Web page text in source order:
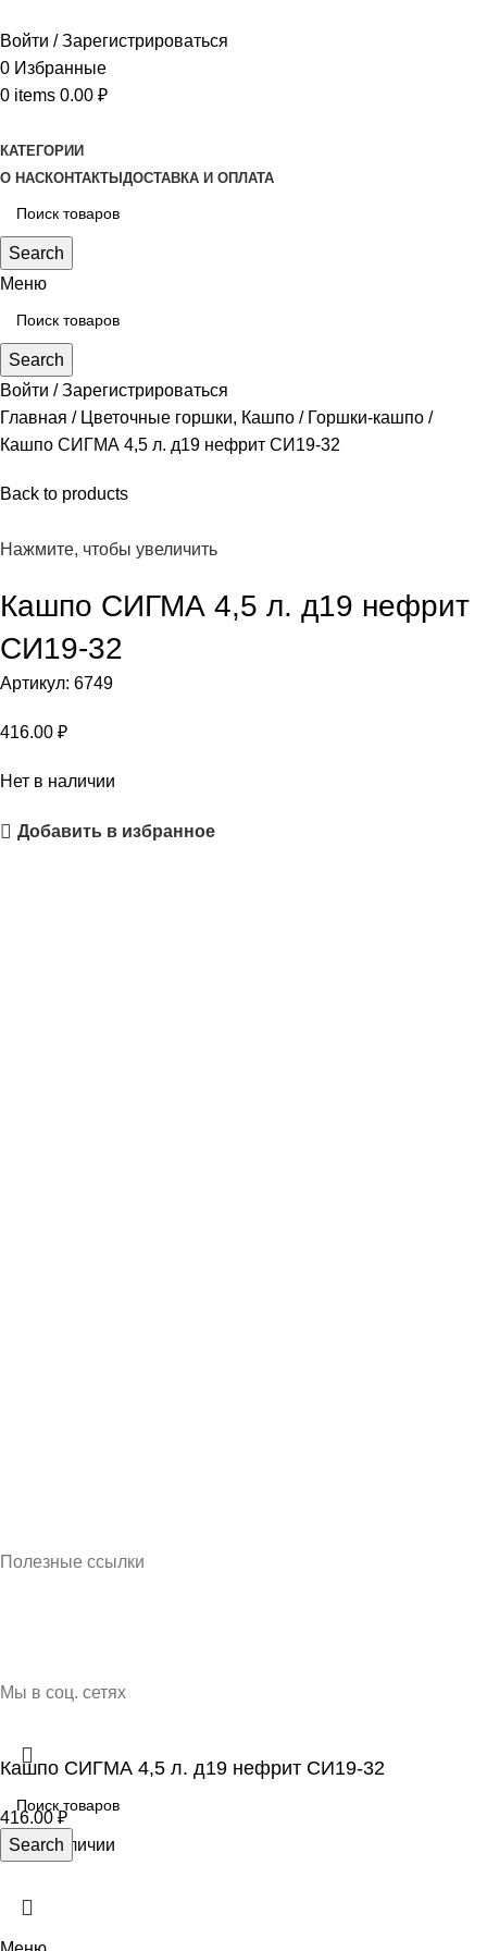
Войти / Зарегистрироваться
0 Избранные
0 items 0.00 ₽
КАТЕГОРИИ
О НАСКОНТАКТЫ ДОСТАВКА И ОПЛАТА
Search
Меню
Search
Войти / Зарегистрироваться
Главная
Цветочные горшки, Кашпо
Горшки-кашпо
Кашпо СИГМА 4,5 л. д19 нефрит СИ19-32
Back to products
Нажмите, чтобы увеличить
Кашпо СИГМА 4,5 л. д19 нефрит
СИ19-32
Артикул: 6749
416.00 ₽
Нет в наличии
Добавить в избранное
Полезные ссылки
Мы в соц. сетях
Search
Кашпо СИГМА 4,5 л. д19 нефрит СИ19-32
416.00 ₽
Нет в наличии